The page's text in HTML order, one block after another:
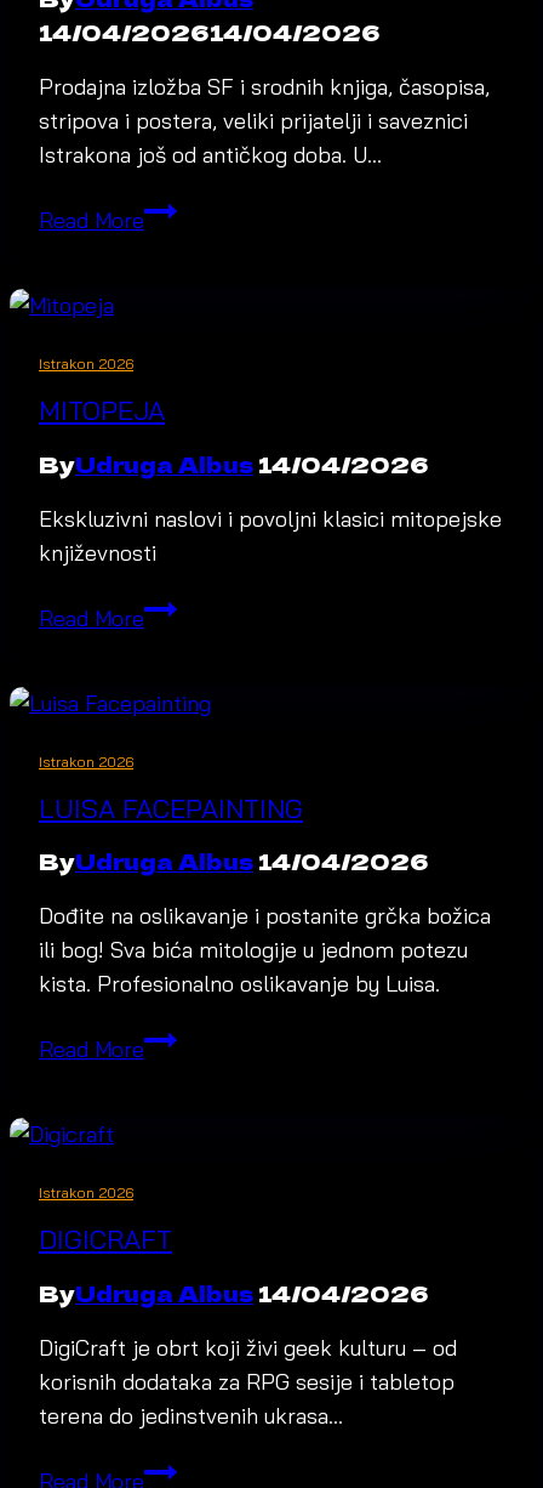
14/04/202614/04/2026
Prodajna izložba SF i srodnih knjiga, časopisa,
stripova i postera, veliki prijatelji i saveznici
Istrakona još od antičkog doba. U…
Read MoreNova
Istrakon 2026
MITOPEJA
ByUdruga Albus14/04/2026
Ekskluzivni naslovi i povoljni klasici mitopejske
književnosti
Read MoreMitopeja
Istrakon 2026
LUISA FACEPAINTING
ByUdruga Albus14/04/2026
Dođite na oslikavanje i postanite grčka božica
ili bog! Sva bića mitologije u jednom potezu
kista. Profesionalno oslikavanje by Luisa.
Read MoreLuisa
Istrakon 2026
DIGICRAFT
ByUdruga Albus14/04/2026
DigiCraft je obrt koji živi geek kulturu – od
korisnih dodataka za RPG sesije i tabletop
terena do jedinstvenih ukrasa…
Read MoreDigicraft